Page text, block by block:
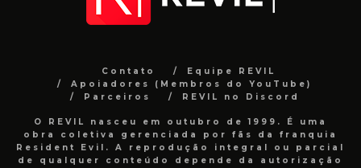
Contato
Equipe REVIL
Apoiadores (Membros do YouTube)
Parceiros
REVIL no Discord
O REVIL nasceu em outubro de 1999. É uma
obra coletiva gerenciada por fãs da franquia
Resident Evil. A reprodução integral ou parcial
de qualquer conteúdo depende da autorização